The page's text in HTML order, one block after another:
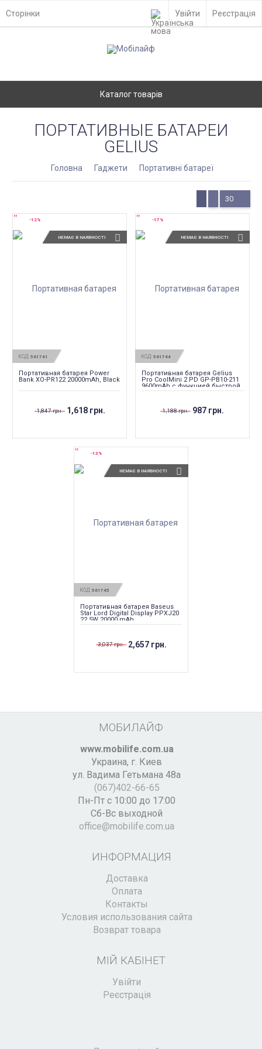
Сторінки Увійти Реєстрація
Каталог товарів
ПОРТАТИВНЫЕ БАТАРЕИ
GELIUS
Головна Гаджети Портативні батареї
30
НЕМАЄ В НАЯВНОСТІ
КОД: 561741
-12%
Портативная батарея Power
Bank XO-PR122 20000mAh, Black
1,847 грн. 1,618 грн.
НЕМАЄ В НАЯВНОСТІ
КОД: 561744
-17%
Портативная батарея Gelius
Pro CoolMini 2 PD GP-PB10-211
9600mAh с функцией быстрой
зарядки, красный
1,188 грн. 987 грн.
НЕМАЄ В НАЯВНОСТІ
КОД: 561745
-13%
Портативная батарея Baseus
Star Lord Digital Display PPXJ20
22.5W 20000 mAh
3,037 грн. 2,657 грн.
МОБИЛАЙФ
www.mobilife.com.ua
Украина, г. Киев
ул. Вадима Гетьмана 48а
(067)402-66-65
Пн-Пт с 10:00 до 17:00
Сб-Вс выходной
office@mobilife.com.ua
ИНФОРМАЦИЯ
Доставка
Оплата
Контакты
Условия использования сайта
Возврат товара
МІЙ КАБІНЕТ
Увійти
Реєстрація